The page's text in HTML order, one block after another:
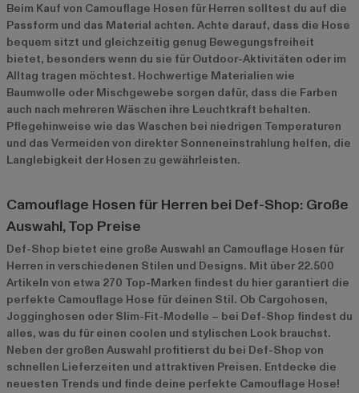
Beim Kauf von Camouflage Hosen für Herren solltest du auf die
Passform und das Material achten. Achte darauf, dass die Hose
bequem sitzt und gleichzeitig genug Bewegungsfreiheit
bietet, besonders wenn du sie für Outdoor-Aktivitäten oder im
Alltag tragen möchtest. Hochwertige Materialien wie
Baumwolle oder Mischgewebe sorgen dafür, dass die Farben
auch nach mehreren Wäschen ihre Leuchtkraft behalten.
Pflegehinweise wie das Waschen bei niedrigen Temperaturen
und das Vermeiden von direkter Sonneneinstrahlung helfen, die
Langlebigkeit der Hosen zu gewährleisten.
Camouflage Hosen für Herren bei Def-Shop: Große
Auswahl, Top Preise
Def-Shop bietet eine große Auswahl an Camouflage Hosen für
Herren in verschiedenen Stilen und Designs. Mit über 22.500
Artikeln von etwa 270 Top-Marken findest du hier garantiert die
perfekte Camouflage Hose für deinen Stil. Ob Cargohosen,
Jogginghosen oder Slim-Fit-Modelle – bei Def-Shop findest du
alles, was du für einen coolen und stylischen Look brauchst.
Neben der großen Auswahl profitierst du bei Def-Shop von
schnellen Lieferzeiten und attraktiven Preisen. Entdecke die
neuesten Trends und finde deine perfekte Camouflage Hose!